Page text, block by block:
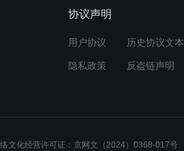
协议声明
用户协议 历史协议文本
隐私政策 反盗链声明
文化经营许可证：京网文（2024）0368-017号